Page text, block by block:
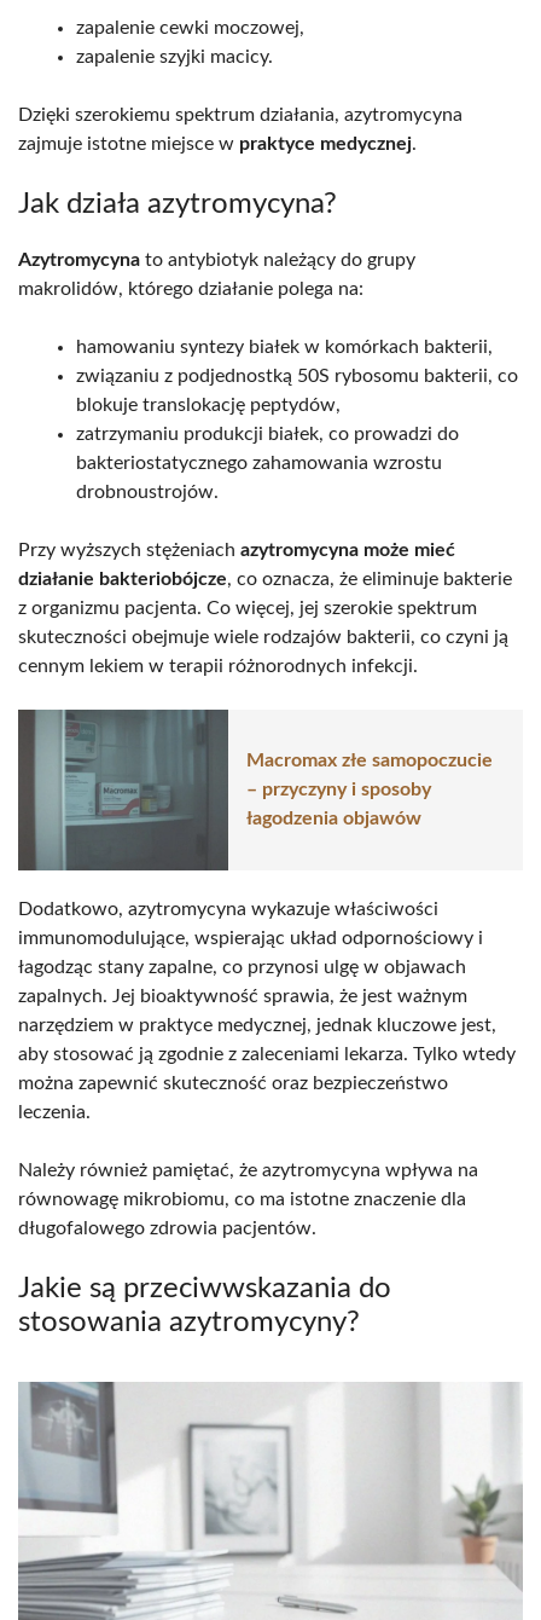
zapalenie cewki moczowej,
zapalenie szyjki macicy.
Dzięki szerokiemu spektrum działania, azytromycyna
zajmuje istotne miejsce w praktyce medycznej.
Jak działa azytromycyna?
Azytromycyna to antybiotyk należący do grupy
makrolidów, którego działanie polega na:
hamowaniu syntezy białek w komórkach bakterii,
związaniu z podjednostką 50S rybosomu bakterii, co
blokuje translokację peptydów,
zatrzymaniu produkcji białek, co prowadzi do
bakteriostatycznego zahamowania wzrostu
drobnoustrojów.
Przy wyższych stężeniach azytromycyna może mieć
działanie bakteriobójcze, co oznacza, że eliminuje bakterie
z organizmu pacjenta. Co więcej, jej szerokie spektrum
skuteczności obejmuje wiele rodzajów bakterii, co czyni ją
cennym lekiem w terapii różnorodnych infekcji.
Macromax złe samopoczucie
– przyczyny i sposoby
łagodzenia objawów
Dodatkowo, azytromycyna wykazuje właściwości
immunomodulujące, wspierając układ odpornościowy i
łagodząc stany zapalne, co przynosi ulgę w objawach
zapalnych. Jej bioaktywność sprawia, że jest ważnym
narzędziem w praktyce medycznej, jednak kluczowe jest,
aby stosować ją zgodnie z zaleceniami lekarza. Tylko wtedy
można zapewnić skuteczność oraz bezpieczeństwo
leczenia.
Należy również pamiętać, że azytromycyna wpływa na
równowagę mikrobiomu, co ma istotne znaczenie dla
długofalowego zdrowia pacjentów.
Jakie są przeciwwskazania do
stosowania azytromycyny?